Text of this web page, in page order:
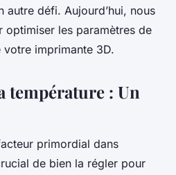
?
min de lecture
autre défi. Aujourd’hui, nous
optimiser les paramètres de
votre imprimante 3D.
température : Un
primordial dans
de bien la régler pour